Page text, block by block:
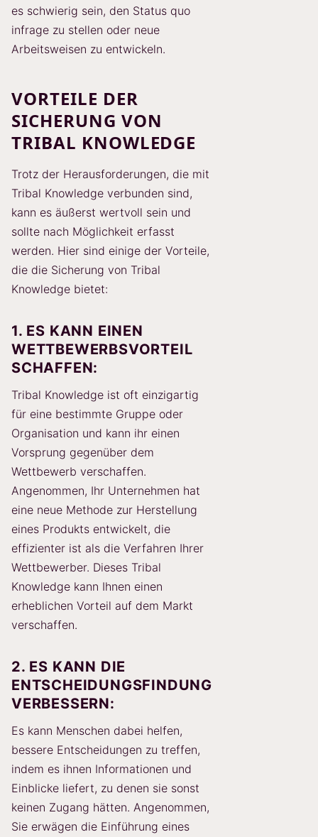
es schwierig sein, den Status quo
infrage zu stellen oder neue
Arbeitsweisen zu entwickeln.
VORTEILE DER
SICHERUNG VON
TRIBAL KNOWLEDGE
Trotz der Herausforderungen, die mit
Tribal Knowledge verbunden sind,
kann es äußerst wertvoll sein und
sollte nach Möglichkeit erfasst
werden. Hier sind einige der Vorteile,
die die Sicherung von Tribal
Knowledge bietet:
1. ES KANN EINEN
WETTBEWERBSVORTEIL
SCHAFFEN:
Tribal Knowledge ist oft einzigartig
für eine bestimmte Gruppe oder
Organisation und kann ihr einen
Vorsprung gegenüber dem
Wettbewerb verschaffen.
Angenommen, Ihr Unternehmen hat
eine neue Methode zur Herstellung
eines Produkts entwickelt, die
effizienter ist als die Verfahren Ihrer
Wettbewerber. Dieses Tribal
Knowledge kann Ihnen einen
erheblichen Vorteil auf dem Markt
verschaffen.
2. ES KANN DIE
ENTSCHEIDUNGSFINDUNG
VERBESSERN:
Es kann Menschen dabei helfen,
bessere Entscheidungen zu treffen,
indem es ihnen Informationen und
Einblicke liefert, zu denen sie sonst
keinen Zugang hätten. Angenommen,
Sie erwägen die Einführung eines